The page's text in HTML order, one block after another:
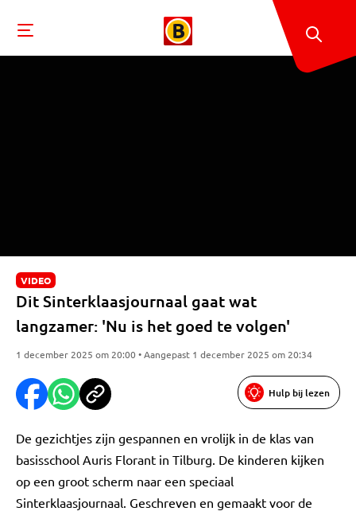
VIDEO
Dit Sinterklaasjournaal gaat wat
langzamer: 'Nu is het goed te volgen'
1 december 2025 om 20:00 • Aangepast 1 december 2025 om 20:34
Hulp bij lezen
De gezichtjes zijn gespannen en vrolijk in de klas van
basisschool Auris Florant in Tilburg. De kinderen kijken
op een groot scherm naar een speciaal
Sinterklaasjournaal. Geschreven en gemaakt voor de